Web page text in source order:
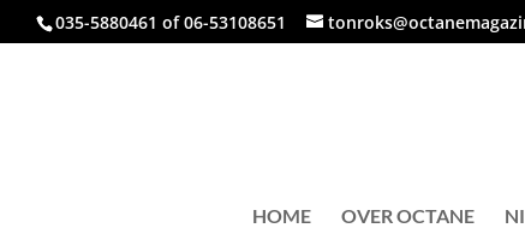
035-5880461 of 06-53108651
HOME OVER OCTANE